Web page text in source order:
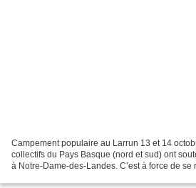
Campement populaire au Larrun 13 et 14
collectifs du Pays Basque (nord et sud) ont
à Notre-Dame-des-Landes. C’est à force de se